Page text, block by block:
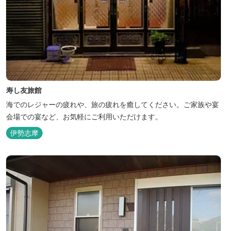
寿し友旅館
海でのレジャーの疲れや、旅の疲れを癒してください。ご家族や宴
会場での宴など、お気軽にご利用いただけます。
伊勢志摩